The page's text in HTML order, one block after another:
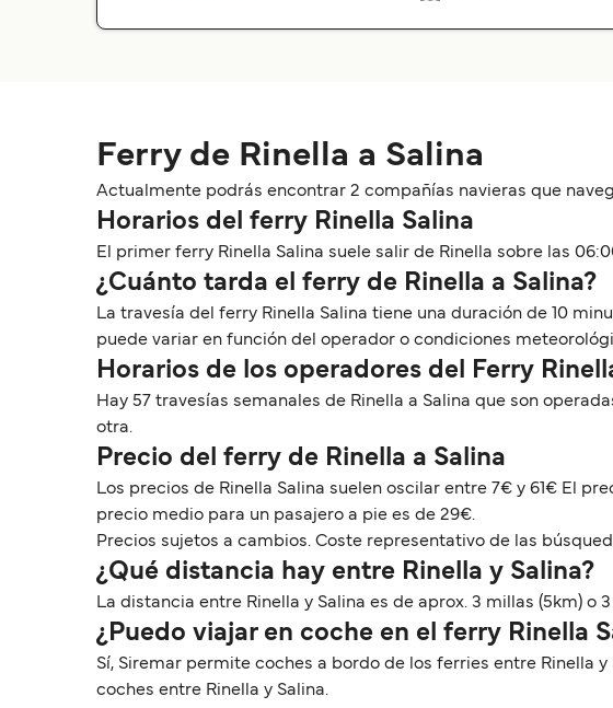
Ferry de Rinella a Salina
Actualmente podrás encontrar 2 compañías navieras que
Horarios del ferry Rinella Salina
El primer ferry Rinella Salina suele salir de Rinella sobre las
¿Cuánto tarda el ferry de Rinella a Salina?
La travesía del ferry Rinella Salina tiene una duración de 10
puede variar en función del operador o condiciones
Horarios de los operadores del Ferry
Hay 57 travesías semanales de Rinella a Salina que son
otra.
Precio del ferry de Rinella a Salina
Los precios de Rinella Salina suelen oscilar entre 7€ y 61€ El
precio medio para un pasajero a pie es de 29€.
Precios sujetos a cambios. Coste representativo de las
¿Qué distancia hay entre Rinella y Salina?
La distancia entre Rinella y Salina es de aprox. 3 millas (5km) o
¿Puedo viajar en coche en el ferry Rinella
Sí, Siremar permite coches a bordo de los ferries entre
coches entre Rinella y Salina.